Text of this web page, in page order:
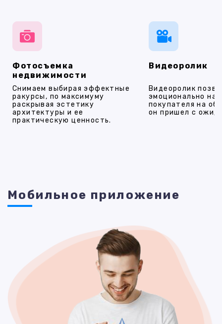
Фотосъемка
недвижимости
Снимаем выбирая эффектные
ракурсы, по максимуму
раскрывая эстетику
архитектуры и ее
практическую ценность.
Видеоролик
Видеоролик
эмоционально
покупателя на
он пришел с
Мобильное приложение